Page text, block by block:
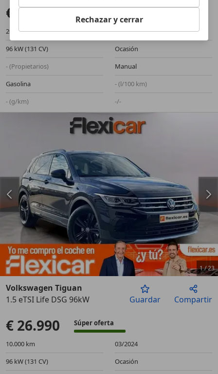
€ 15.490 Súper oferta
20.587 km
01/2024
96 kW (131 CV)
Ocasión
- (Propietarios)
Manual
Gasolina
- (l/100 km)
- (g/km)
-/-
Anterior
1/23
Volkswagen Tiguan
1.5 eTSI Life DSG 96kW
Guardar Compartir
€ 26.990 Súper oferta
10.000 km
03/2024
96 kW (131 CV)
Ocasión
Rechazar y cerrar